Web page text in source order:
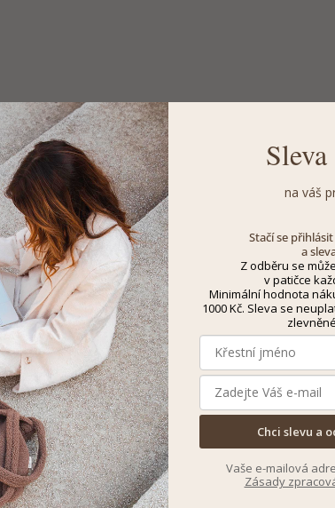
na váš
Stačí se
a
Z odběru se
v patičce
Minimální hodnota
1000 Kč. Sleva se
Chci slevu a
Vaše e-mailová
Zásady